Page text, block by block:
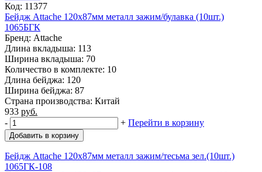
Код: 11377
Бейдж Attache 120х87мм металл зажим/булавка (10шт.)
1065БГК
Бренд: Attache
Длина вкладыша: 113
Ширина вкладыша: 70
Количество в комплекте: 10
Длина бейджа: 120
Ширина бейджа: 87
Страна производства: Китай
933 руб.
-
+ Перейти в корзину
Добавить в корзину
Бейдж Attache 120х87мм металл зажим/тесьма зел.(10шт.)
1065ГК-108